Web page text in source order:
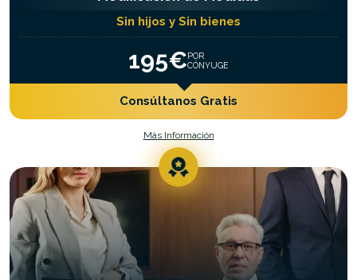
Sin hijos y Sin bienes
195€POR
CÓNYUGE
Consúltanos Gratis
Más Información